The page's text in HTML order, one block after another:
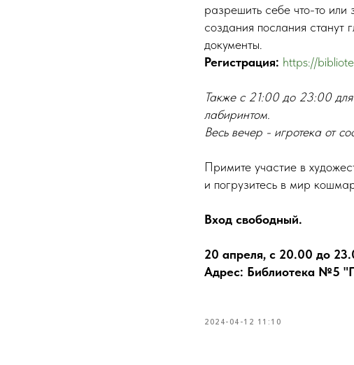
разрешить себе что-то или
создания послания станут
документы.
Регистрация: https://
Также с 21:00 до 23:00 для
лабиринтом.
Весь вечер - игротека от
Примите участие в
и погрузитесь в мир
Вход свободный.
20 апреля, с 20.00 до
Адрес: Библиотека №5
2024-04-12 11:10